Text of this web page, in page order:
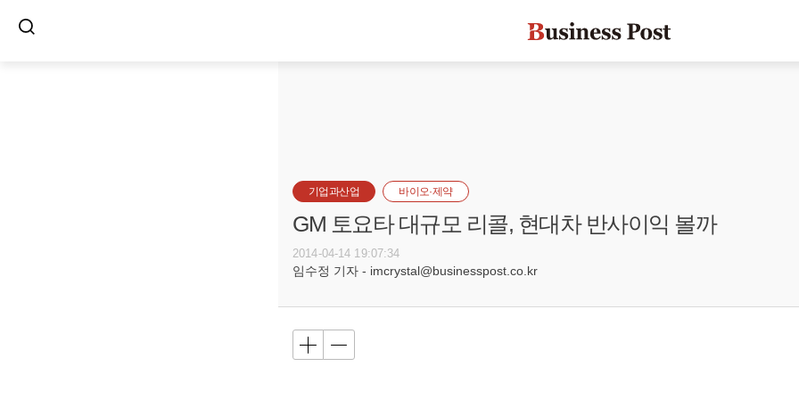
기업과산업 바이오·제약
GM 토요타 대규모 리콜, 현대차 반사이익 볼까
2014-04-14 19:07:34
임수정 기자 - imcrystal@businesspost.co.kr